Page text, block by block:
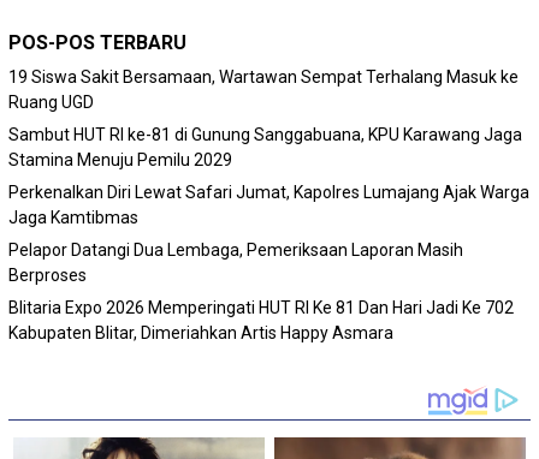
POS-POS TERBARU
19 Siswa Sakit Bersamaan, Wartawan Sempat Terhalang Masuk ke
Ruang UGD
Sambut HUT RI ke-81 di Gunung Sanggabuana, KPU Karawang Jaga
Stamina Menuju Pemilu 2029
Perkenalkan Diri Lewat Safari Jumat, Kapolres Lumajang Ajak Warga
Jaga Kamtibmas
Pelapor Datangi Dua Lembaga, Pemeriksaan Laporan Masih
Berproses
Blitaria Expo 2026 Memperingati HUT RI Ke 81 Dan Hari Jadi Ke 702
Kabupaten Blitar, Dimeriahkan Artis Happy Asmara